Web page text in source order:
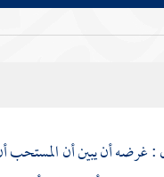
: غرضه أن يبين أن المستحب